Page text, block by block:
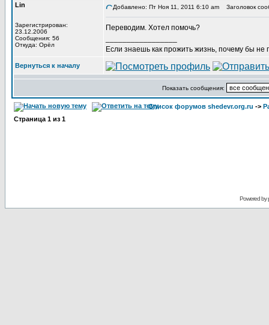
Lin
Зарегистрирован:
23.12.2006
Сообщения: 56
Откуда: Орёл
Добавлено: Пт Ноя 11, 2011 6:10 am Заголовок
Переводим. Хотел помочь?
Если знаешь как прожить жизнь, почему бы не
Вернуться к началу
Показать сообщения:
Список форумов shedevr.org.ru ->
Страница 1 из 1
Powered by